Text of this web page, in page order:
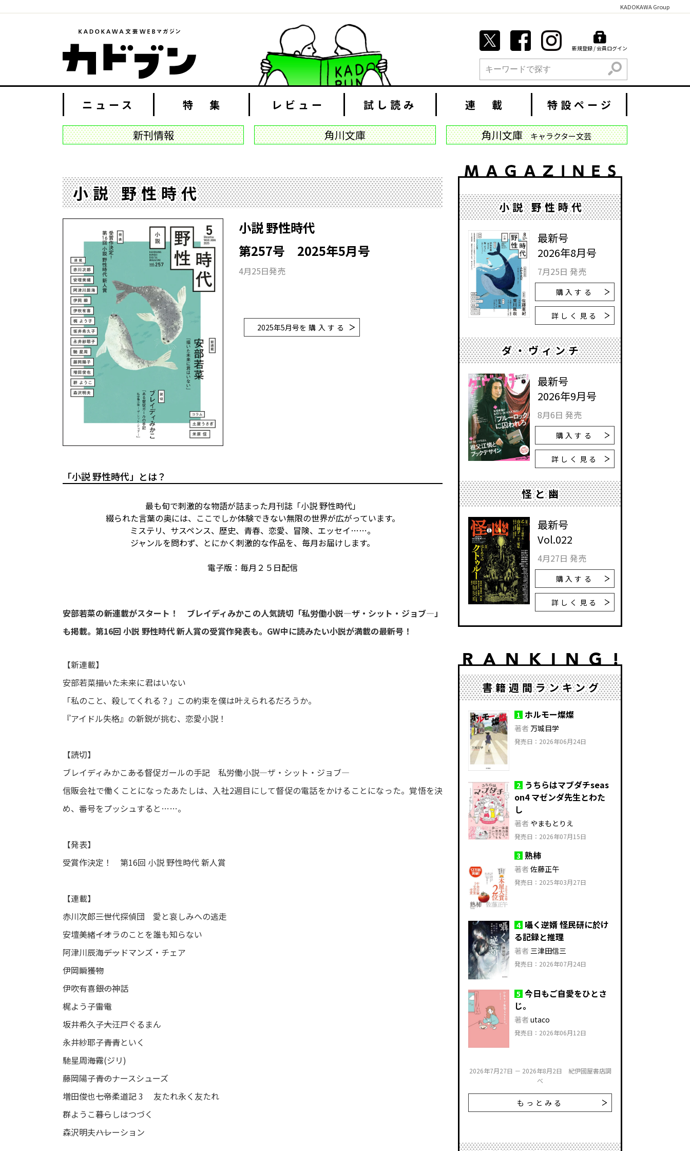
KADOKAWA Group
新規登録 / 会員ログイン
検索
ニュース 特 集 レビュー 試し読み 連 載 特設ページ
新刊情報 角川文庫 角川文庫 キャラクター文芸
小説 野性時代
小説 野性時代
第257号 2025年5月号
4月25日発売
2025年5月号を購入する
「小説 野性時代」とは？
最も旬で刺激的な物語が詰まった月刊誌「小説 野性時代」
綴られた言葉の奥には、ここでしか体験できない無限の世界が広がっています。
ミステリ、サスペンス、歴史、青春、恋愛、冒険、エッセイ……。
ジャンルを問わず、とにかく刺激的な作品を、毎月お届けします。
電子版：毎月２５日配信
安部若菜の新連載がスタート！ ブレイディみかこの人気読切「私労働小説―ザ・シット・ジョブ―」
も掲載。第16回 小説 野性時代 新人賞の受賞作発表も。GW中に読みたい小説が満載の最新号！
【新連載】
安部若菜――描いた未来に君はいない
「私のこと、殺してくれる？」この約束を僕は叶えられるだろうか。
『アイドル失格』の新鋭が挑む、恋愛小説！
【読切】
ブレイディみかこ――ある督促ガールの手記 私労働小説―ザ・シット・ジョブ―
信販会社で働くことになったあたしは、入社2週目にして督促の電話をかけることになった。覚悟を決
め、番号をプッシュすると……。
【発表】
受賞作決定！ 第16回 小説 野性時代 新人賞
【連載】
赤川次郎――三世代探偵団 愛と哀しみへの逃走
安壇美緒――イオラのことを誰も知らない
阿津川辰海――デッドマンズ・チェア
伊岡瞬――獲物
伊吹有喜――銀の神話
梶よう子――雷電
坂井希久子――大江戸ぐるまん
永井紗耶子――青青といく
馳星周――海霧(ジリ)
藤岡陽子――青のナースシューズ
増田俊也――七帝柔道記 3 友たれ永く友たれ
群ようこ――暮らしはつづく
森沢明夫――ハレーション
小説 野性時代
最新号
2026年8月号
7月25日 発売
購入する
詳しく見る
ダ・ヴィンチ
最新号
2026年9月号
8月6日 発売
購入する
詳しく見る
怪と幽
最新号
Vol.022
4月27日 発売
購入する
詳しく見る
書籍週間ランキング
1 ホルモー燦燦
著者 万城目学
発売日：2026年06月24日
2 うちらはマブダチseas
on4 マゼンダ先生とわた
し
著者 やまもとりえ
発売日：2026年07月15日
3 熟柿
著者 佐藤正午
発売日：2025年03月27日
4 囁く逆婿 怪民研に於け
る記録と推理
著者 三津田信三
発売日：2026年07月24日
5 今日もご自愛をひとさ
じ。
著者 utaco
発売日：2026年06月12日
2026年7月27日 － 2026年8月2日 紀伊國屋書店調
べ
もっとみる